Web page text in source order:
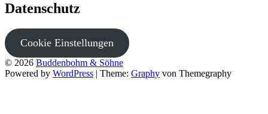
Datenschutz
Cookie Einstellungen
© 2026 Buddenbohm & Söhne
Powered by WordPress | Theme: Graphy von Themegraphy